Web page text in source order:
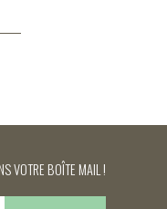
VOTRE BOÎTE MAIL !